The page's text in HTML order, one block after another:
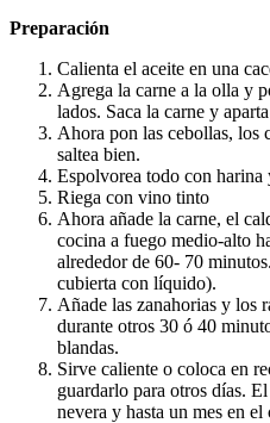
Preparación
Calienta el aceite en una
Agrega la carne a la olla y
lados. Saca la carne y
Ahora pon las cebollas, los
saltea bien.
Espolvorea todo con
Riega con vino tinto
Ahora añade la carne, el
cocina a fuego medio-alto
alrededor de 60- 70
cubierta con líquido).
Añade las zanahorias y los
durante otros 30 ó 40
blandas.
Sirve caliente o coloca en
guardarlo para otros días.
nevera y hasta un mes en el